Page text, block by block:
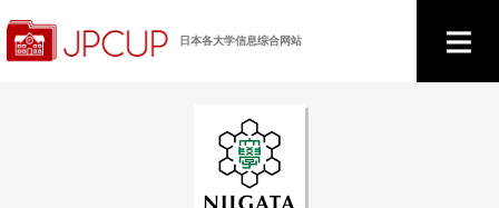
日本各大学信息综合网站